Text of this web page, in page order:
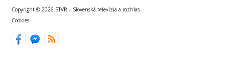
Copyright © 2026 STVR – Slovenská televízia a rozhlas
Cookies